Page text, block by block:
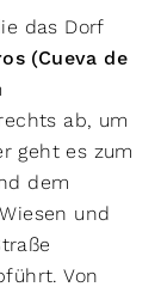
das Dorf
(Cueva de
ab, um
geht es zum
dem
und
Von